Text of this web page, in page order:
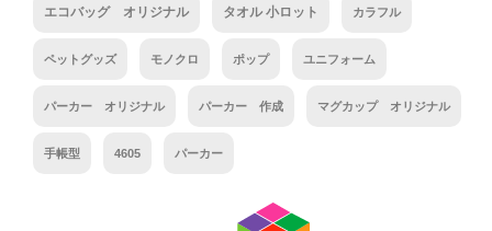
エコバッグ オリジナル タオル 小ロット カラフル
ペットグッズ モノクロ ポップ ユニフォーム
パーカー オリジナル パーカー 作成 マグカップ オリジナル
手帳型 4605 パーカー